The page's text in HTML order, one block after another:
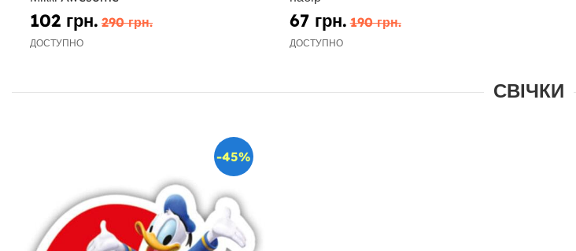
102 грн. 290 грн.
ДОСТУПНО
67 грн. 190 грн.
ДОСТУПНО
СВІЧКИ
-45%